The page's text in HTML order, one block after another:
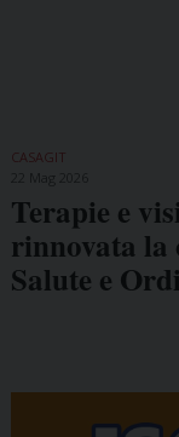
CASAGIT
Terapie e
rinnovata la
Salute e